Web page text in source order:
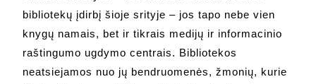
bibliotekų įdirbį šioje srityje – jos tapo nebe vien
knygų namais, bet ir tikrais medijų ir informacinio
raštingumo ugdymo centrais. Bibliotekos
neatsiejamos nuo jų bendruomenės, žmonių, kurie